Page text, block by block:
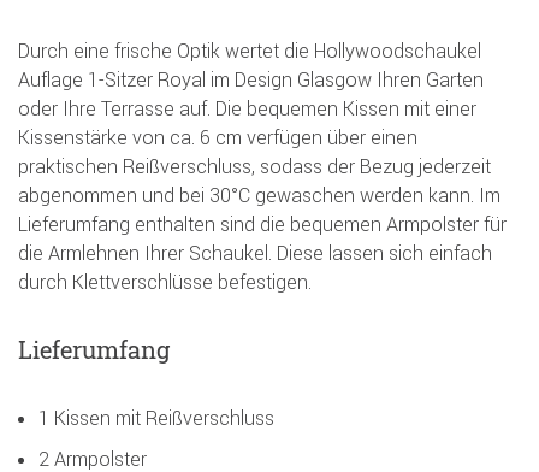
Durch eine frische Optik wertet die Hollywoodschaukel
Auflage 1-Sitzer Royal im Design Glasgow Ihren Garten
oder Ihre Terrasse auf. Die bequemen Kissen mit einer
Kissenstärke von ca. 6 cm verfügen über einen
praktischen Reißverschluss, sodass der Bezug jederzeit
abgenommen und bei 30°C gewaschen werden kann. Im
Lieferumfang enthalten sind die bequemen Armpolster für
die Armlehnen Ihrer Schaukel. Diese lassen sich einfach
durch Klettverschlüsse befestigen.
Lieferumfang
1 Kissen mit Reißverschluss
2 Armpolster